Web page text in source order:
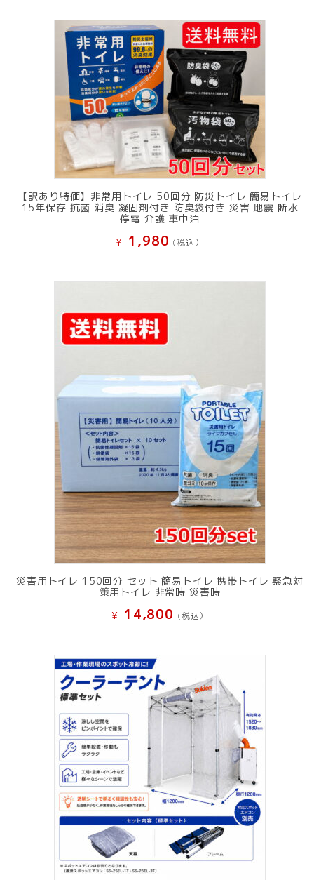
【訳あり特価】非常用トイレ 50回分 防災トイレ 簡易トイレ
15年保存 抗菌 消臭 凝固剤付き 防臭袋付き 災害 地震 断水
停電 介護 車中泊
¥ 1,980 (税込）
災害用トイレ 150回分 セット 簡易トイレ 携帯トイレ 緊急対
策用トイレ 非常時 災害時
¥ 14,800 (税込）